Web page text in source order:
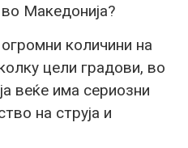
Македонија?
количини на
цели градови, во
веќе има сериозни
на струја и